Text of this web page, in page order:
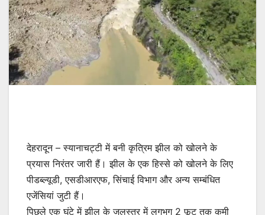
देहरादून – स्यानाचट्टी में बनी कृत्रिम झील को खोलने के
प्रयास निरंतर जारी हैं। झील के एक हिस्से को खोलने के लिए
पीडब्ल्यूडी, एसडीआरएफ, सिंचाई विभाग और अन्य सम्बंधित
एजेंसियां जुटी हैं।
पिछले एक घंटे में झील के जलस्तर में लगभग 2 फूट तक कमी